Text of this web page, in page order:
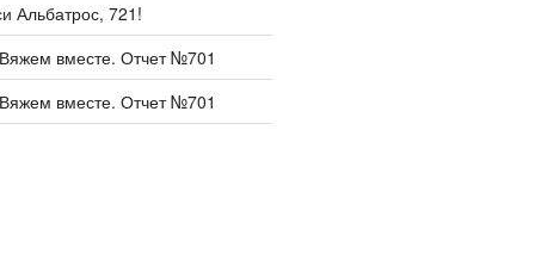
Альбатрос, 721!
вместе. Отчет №701
вместе. Отчет №701